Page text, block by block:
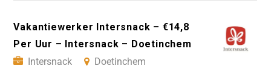
Vakantiewerker Intersnack – €14,8
Per Uur – Intersnack – Doetinchem
Intersnack
Doetinchem